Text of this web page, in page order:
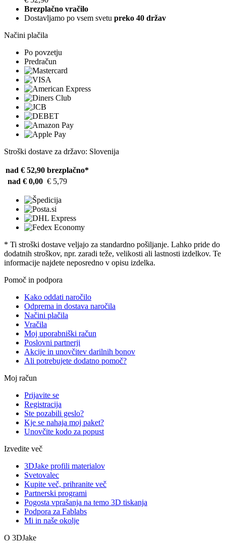
Brezplačno vračilo
Dostavljamo po vsem svetu preko 40 držav
Načini plačila
Po povzetju
Predračun
Stroški dostave za državo: Slovenija
nad € 52,90 brezplačno*
nad € 0,00 € 5,79
* Ti stroški dostave veljajo za standardno pošiljanje. Lahko pride do
dodatnih stroškov, npr. zaradi teže, velikosti ali lastnosti izdelkov. Te
informacije najdete neposredno v opisu izdelka.
Pomoč in podpora
Kako oddati naročilo
Odprema in dostava naročila
Načini plačila
Vračila
Moj uporabniški račun
Poslovni partnerji
Akcije in unovčitev darilnih bonov
Ali potrebujete dodatno pomoč?
Moj račun
Prijavite se
Registracija
Ste pozabili geslo?
Kje se nahaja moj paket?
Unovčite kodo za popust
Izvedite več
3DJake profili materialov
Svetovalec
Kupite več, prihranite več
Partnerski programi
Pogosta vprašanja na temo 3D tiskanja
Podpora za Fablabs
Mi in naše okolje
O 3DJake